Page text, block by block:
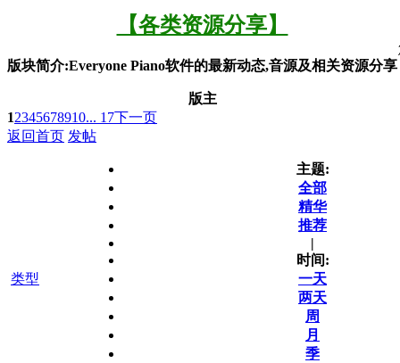
【各类资源分享】
版块简介:Everyone Piano软件的最新动态,音源及相关资源分享
版主
12345678910... 17下一页
返回首页 发帖
类型
主题:
全部
精华
推荐
|
时间:
一天
两天
周
月
季